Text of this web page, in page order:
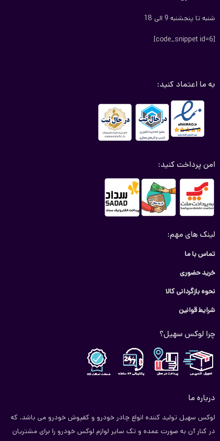
شنبه تا پنجشنبه 9 الی 18
[code_snippet id=6]
به ما اعتماد کنید:
امن پرداخت کنید:
لینک های مهم:
تماس با ما
خرید حضوری
نحوه بازگردانی کالا
شرایط قوانین
چرا لوکس سهیل؟
درباره ما
لوکس سهیل تولید کننده انواع چادر خودرو و کفپوش خودرو می باشد. که
در کنار آن به صورت عمده و تک سایر لوازم لوکس خودرو را برای مشتریان